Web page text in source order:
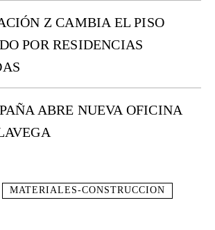
Z CAMBIA EL PISO
POR RESIDENCIAS
ABRE NUEVA OFICINA
MATERIALES-CONSTRUCCION